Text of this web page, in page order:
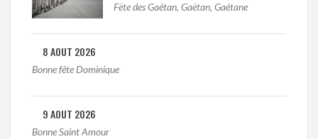
Fëte des Gaétan, Gaëtan, Gaétane
8 AOUT 2026
Bonne fête Dominique
9 AOUT 2026
Bonne Saint Amour